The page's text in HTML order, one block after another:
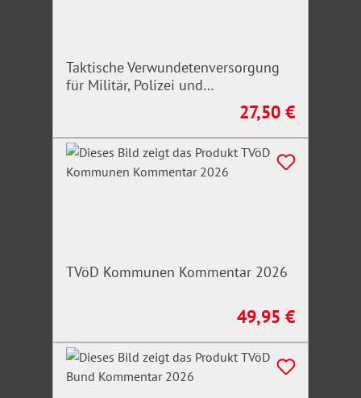
Taktische Verwundetenversorgung
für Militär, Polizei und
Regulärer Preis:
27,50 €
TVöD Kommunen Kommentar 2026
Regulärer Preis:
49,95 €